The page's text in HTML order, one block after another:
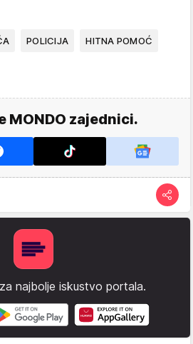
POLICIJA HITNA POMOĆ
MONDO zajednici.
najbolje iskustvo portala.